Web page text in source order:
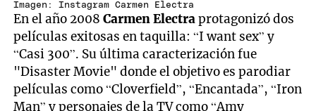
Imagen: Instagram Carmen Electra
En el año 2008Carmen Electraprotagonizó dos
películas exitosas en taquilla: “I want sex” y
“Casi 300”. Su última caracterización fue
"Disaster Movie" donde el objetivo es parodiar
películas como “Cloverfield”, “Encantada”, “Iron
Man” y personajes de la TV como “Amy